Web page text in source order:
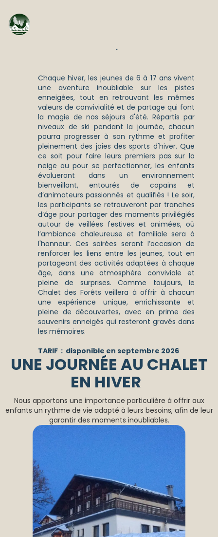
❄️
Chaque hiver, les jeunes de 6 à 17 ans vivent
une aventure inoubliable sur les pistes
enneigées, tout en retrouvant les mêmes
valeurs de convivialité et de partage qui font
la magie de nos séjours d'été. Répartis par
niveaux de ski pendant la journée, chacun
pourra progresser à son rythme et profiter
pleinement des joies des sports d'hiver. Que
ce soit pour faire leurs premiers pas sur la
neige ou pour se perfectionner, les enfants
évolueront dans un environnement
bienveillant, entourés de copains et
d’animateurs passionnés et qualifiés ! Le soir,
les participants se retrouveront par tranches
d’âge pour partager des moments privilégiés
autour de veillées festives et animées, où
l’ambiance chaleureuse et familiale sera à
l'honneur. Ces soirées seront l’occasion de
renforcer les liens entre les jeunes, tout en
partageant des activités adaptées à chaque
âge, dans une atmosphère conviviale et
pleine de surprises. Comme toujours, le
Chalet des Forêts veillera à offrir à chacun
une expérience unique, enrichissante et
pleine de découvertes, avec en prime des
souvenirs enneigés qui resteront gravés dans
les mémoires.
TARIF : disponible en septembre 2026
UNE JOURNÉE AU CHALET
EN HIVER
Nous apportons une importance particulière à offrir aux
enfants un rythme de vie adapté à leurs besoins, afin de leur
garantir des moments inoubliables.